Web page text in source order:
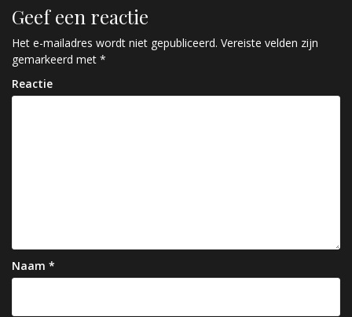
i
c
h
t
a
t
i
Geef een reactie
Het e-mailadres wordt niet gepubliceerd. Vereiste velden zijn
gemarkeerd met *
Reactie
Naam *